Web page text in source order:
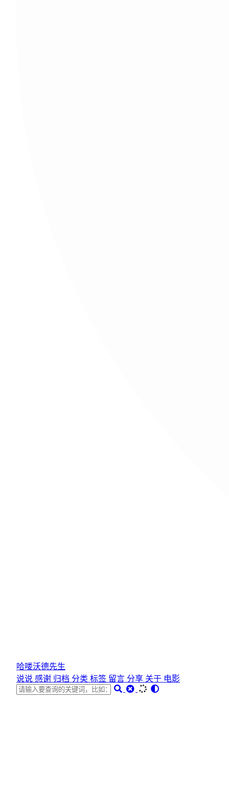
哈喽沃德先生
说说 感谢 归档 分类 标签 留言 分享 关于 电影